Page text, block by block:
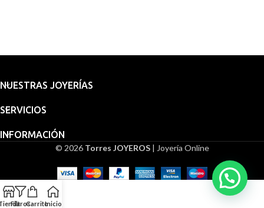
NUESTRAS JOYERÍAS
SERVICIOS
INFORMACIÓN
© 2026 Torres JOYEROS| Joyería Online
FiltrosCarritoInicio